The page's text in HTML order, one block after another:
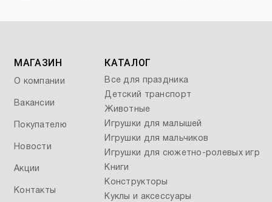
МАГАЗИН
О компании
Вакансии
Покупателю
Новости
Акции
Контакты
КАТАЛОГ
Все для праздника
Детский транспорт
Животные
Игрушки для малышей
Игрушки для мальчиков
Игрушки для сюжетно-ролевых игр
Книги
Конструкторы
Куклы и аксессуары